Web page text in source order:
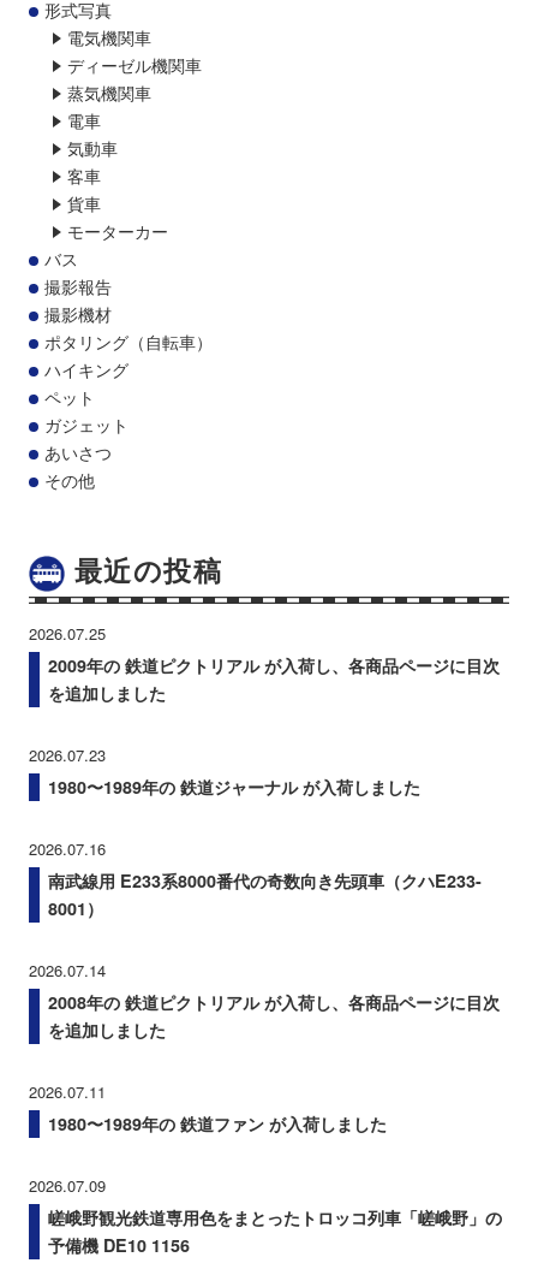
形式写真
電気機関車
ディーゼル機関車
蒸気機関車
電車
気動車
客車
貨車
モーターカー
バス
撮影報告
撮影機材
ポタリング（自転車）
ハイキング
ペット
ガジェット
あいさつ
その他
最近の投稿
2026.07.25
2009年の 鉄道ピクトリアル が入荷し、各商品ページに目次
を追加しました
2026.07.23
1980〜1989年の 鉄道ジャーナル が入荷しました
2026.07.16
南武線用 E233系8000番代の奇数向き先頭車（クハE233-
8001）
2026.07.14
2008年の 鉄道ピクトリアル が入荷し、各商品ページに目次
を追加しました
2026.07.11
1980〜1989年の 鉄道ファン が入荷しました
2026.07.09
嵯峨野観光鉄道専用色をまとったトロッコ列車「嵯峨野」の
予備機 DE10 1156